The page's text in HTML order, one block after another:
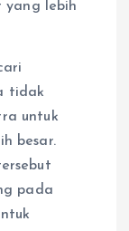
lebih
tidak
untuk
besar.
pada